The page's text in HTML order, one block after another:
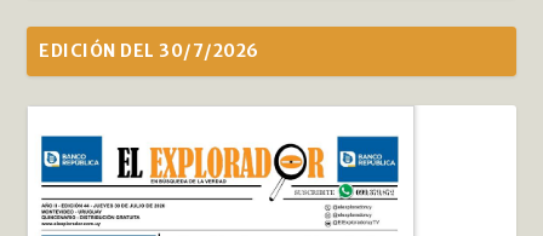
EDICIÓN DEL 30/7/2026